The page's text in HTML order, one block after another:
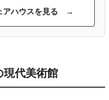
アハウスを見る →
代美術館